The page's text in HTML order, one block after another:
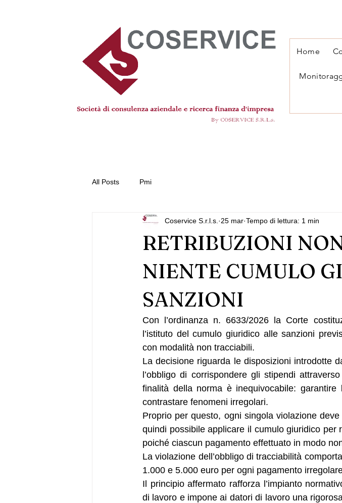
Home
All Posts Pmi
RETRIBUZIONI
NIENTE CUMULO
SANZIONI
Coservice S.r.l.s. 25 mar Tempo di lettura: 1 min
Con l’ordinanza n. 6633/2026 la Corte
l’istituto del cumulo giuridico alle sanzioni
con modalità non tracciabili.
La decisione riguarda le disposizioni introdotte
l’obbligo di corrispondere gli stipendi
finalità della norma è inequivocabile:
contrastare fenomeni irregolari.
Proprio per questo, ogni singola violazione
quindi possibile applicare il cumulo giuridico per
poiché ciascun pagamento effettuato in modo
La violazione dell’obbligo di tracciabilità
1.000 e 5.000 euro per ogni pagamento
Il principio affermato rafforza l’impianto
di lavoro e impone ai datori di lavoro una